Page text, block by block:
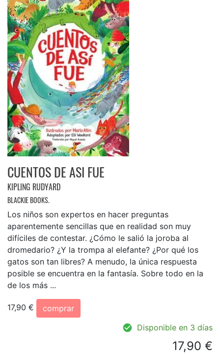
CUENTOS DE ASI FUE
KIPLING RUDYARD
BLACKIE BOOKS.
Los niños son expertos en hacer preguntas
aparentemente sencillas que en realidad son muy
difíciles de contestar. ¿Cómo le salió la joroba al
dromedario? ¿Y la trompa al elefante? ¿Por qué los
gatos son tan libres? A menudo, la única respuesta
posible se encuentra en la fantasía. Sobre todo en la
de los más ...
17,90 €
comprar
Disponible en 3 días
17,90 €